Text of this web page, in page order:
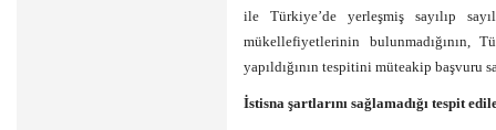
ile Türkiye’de yerleşmiş sayılıp
mükellefiyetlerinin bulunmadığının,
yapıldığının tespitini müteakip başvuru
İstisna şartlarını sağlamadığı tespit